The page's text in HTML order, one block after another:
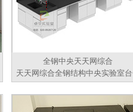
全钢中央天天网综合
天天网综合全钢结构中央实验室